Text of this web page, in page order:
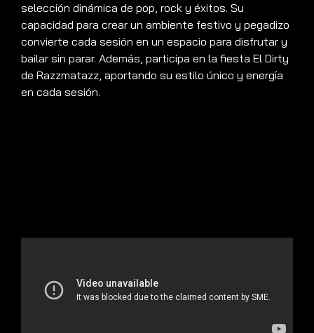
selección dinámica de pop, rock y éxitos. Su
capacidad para crear un ambiente festivo y pegadizo
convierte cada sesión en un espacio para disfrutar y
bailar sin parar. Además, participa en la fiesta El Dirty
de Razzmatazz, aportando su estilo único y energía
en cada sesión.